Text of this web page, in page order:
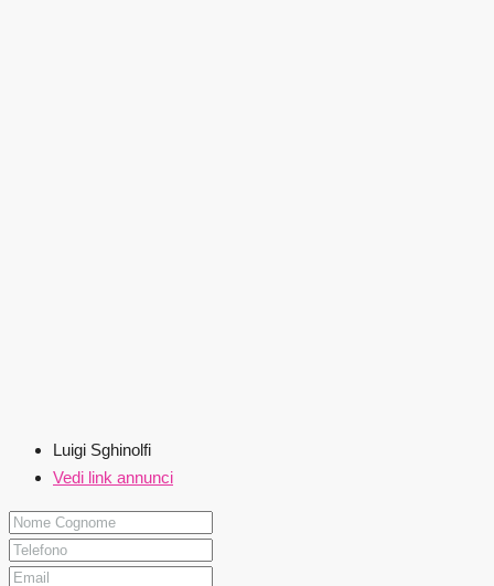
Luigi Sghinolfi
Vedi link annunci